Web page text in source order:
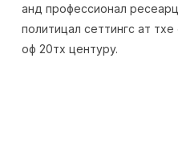
анд профессионал
политицал сеттингс ат
оф 20тх центурy.